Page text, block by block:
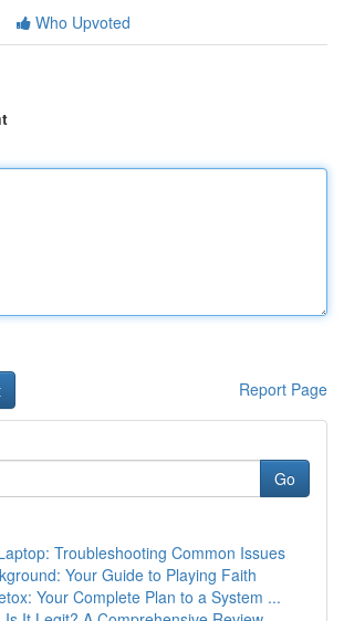
Who Upvoted
Report Page
Go
Troubleshooting Common Issues
Your Guide to Playing Faith
Your Complete Plan to a System ...